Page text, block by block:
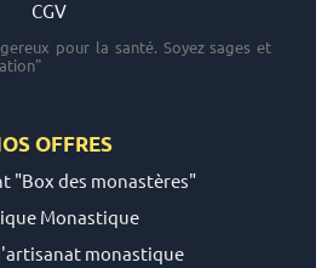
CGV
pour la santé. Soyez sages et
OFFRES
"Box des monastères"
Monastique
monastique